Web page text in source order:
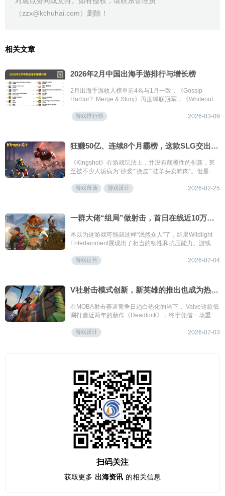
（zzx@kchuhai.com）删除！
相关文章
2026年2月中国出海手游排行与增长榜
2月出海手游收入榜单前4名与1月一致，《Gossip
Harbor?: Merge & Story》再度蝉联冠军，《Whiteout
出海榜；《Tasty Travels: Merge Game》出海收入再创
道》与《偶像梦幻祭2》重回榜单。本期榜单中，二次元
产品共计11款。
游戏排行榜 2026-03-09
狂赚50亿、连续8个月霸榜，这款SLG交出了上线一年的答卷
《Kingshot》在游戏玩法上，并没有颠覆性的创新，甚
至被不少人诟病为“抄袭”“换皮”“挂羊头卖狗肉”。但是仔
式设计：外层是吸引眼球的塔防RPG，中层是承接与过
游戏市场 游戏设计 2026-02-25
一群大佬“组局”做射击，首日在线近10万却挨喷，火速更新口碑逆转？
本以为这游戏可能就这样“泯然众人”了，结果Wildlight
Entertainment展现出了相当的韧性和抗压能力。游戏周
式，一周之内更是推了三次更新，算是快速对玩家的反
游戏运营 2026-02-04
V社射击模式创新，新英雄的推出也成为热度引爆点
在MOBA射击赛道竞争日趋白热化的当下， Valve这款低
调打磨近两年的新作《Deadlock》，终于凭借一场重磅
游戏设计 2026-02-03
扫码关注
获取更多 出海资讯 的相关信息